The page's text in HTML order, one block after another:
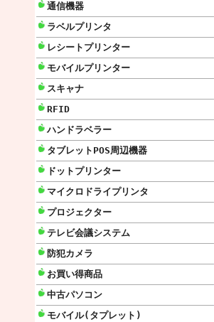
通信機器
ラベルプリンタ
レシートプリンター
モバイルプリンター
スキャナ
RFID
ハンドラベラー
タブレットPOS周辺機器
ドットプリンター
マイクロドライプリンタ
プロジェクター
テレビ会議システム
防犯カメラ
お買い得商品
中古パソコン
モバイル(タプレット)